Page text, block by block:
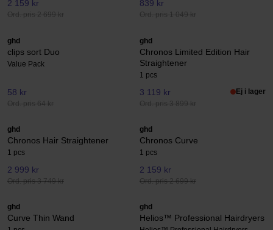
2 159 kr
Ord. pris 2 699 kr
839 kr
Ord. pris 1 049 kr
ghd
clips sort Duo
Value Pack
58 kr
Ord. pris 64 kr
ghd
Chronos Limited Edition Hair
Straightener
1 pcs
3 119 kr
Ord. pris 3 899 kr
Ej i lager
ghd
Chronos Hair Straightener
1 pcs
2 999 kr
Ord. pris 3 749 kr
ghd
Chronos Curve
1 pcs
2 159 kr
Ord. pris 2 699 kr
ghd
Curve Thin Wand
ghd
Helios™ Professional Hairdryers